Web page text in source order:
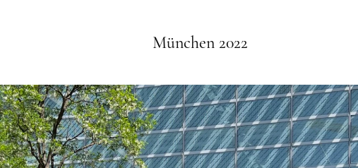
München 2022